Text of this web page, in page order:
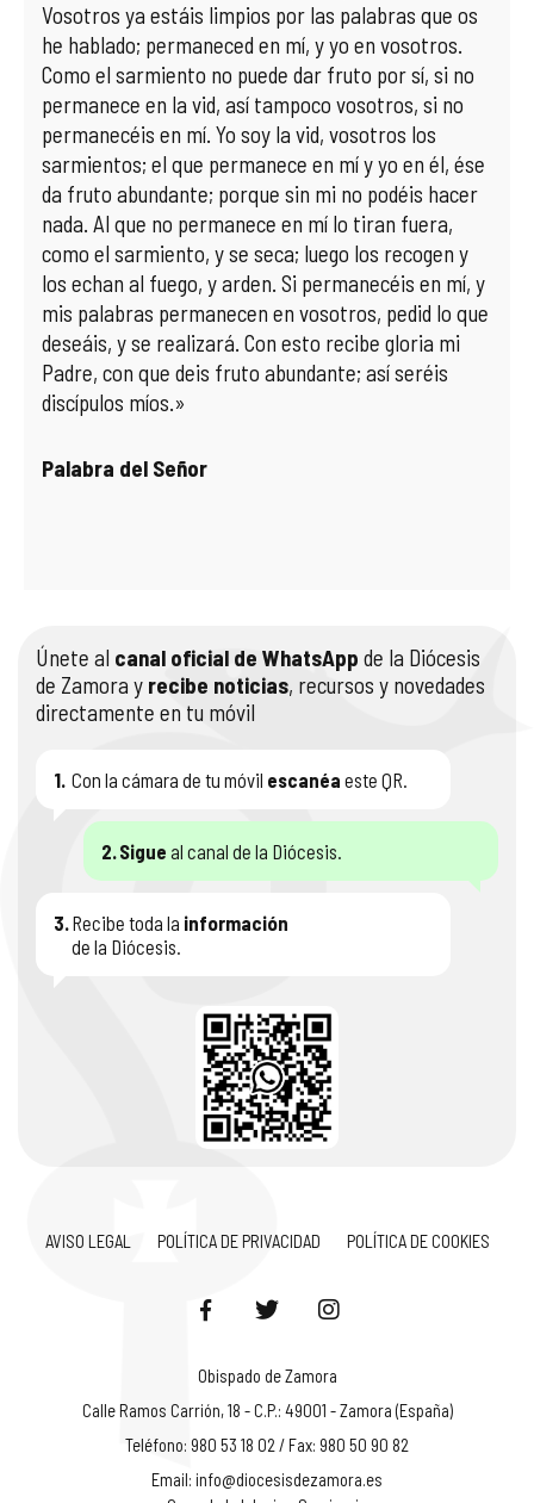
Vosotros ya estáis limpios por las palabras que os
he hablado; permaneced en mí, y yo en vosotros.
Como el sarmiento no puede dar fruto por sí, si no
permanece en la vid, así tampoco vosotros, si no
permanecéis en mí. Yo soy la vid, vosotros los
sarmientos; el que permanece en mí y yo en él, ése
da fruto abundante; porque sin mi no podéis hacer
nada. Al que no permanece en mí lo tiran fuera,
como el sarmiento, y se seca; luego los recogen y
los echan al fuego, y arden. Si permanecéis en mí, y
mis palabras permanecen en vosotros, pedid lo que
deseáis, y se realizará. Con esto recibe gloria mi
Padre, con que deis fruto abundante; así seréis
discípulos míos.»
Palabra del Señor
Únete al canal oficial de WhatsApp de la Diócesis
de Zamora y recibe noticias, recursos y novedades
directamente en tu móvil
1. Con la cámara de tu móvil escanéa este QR.
2.Sigue al canal de la Diócesis.
3.Recibe toda la información
de la Diócesis.
AVISO LEGAL POLÍTICA DE PRIVACIDAD POLÍTICA DE COOKIES
Obispado de Zamora
Calle Ramos Carrión, 18 - C.P.: 49001 - Zamora (España)
Teléfono: 980 53 18 02 / Fax: 980 50 90 82
Email: info@diocesisdezamora.es